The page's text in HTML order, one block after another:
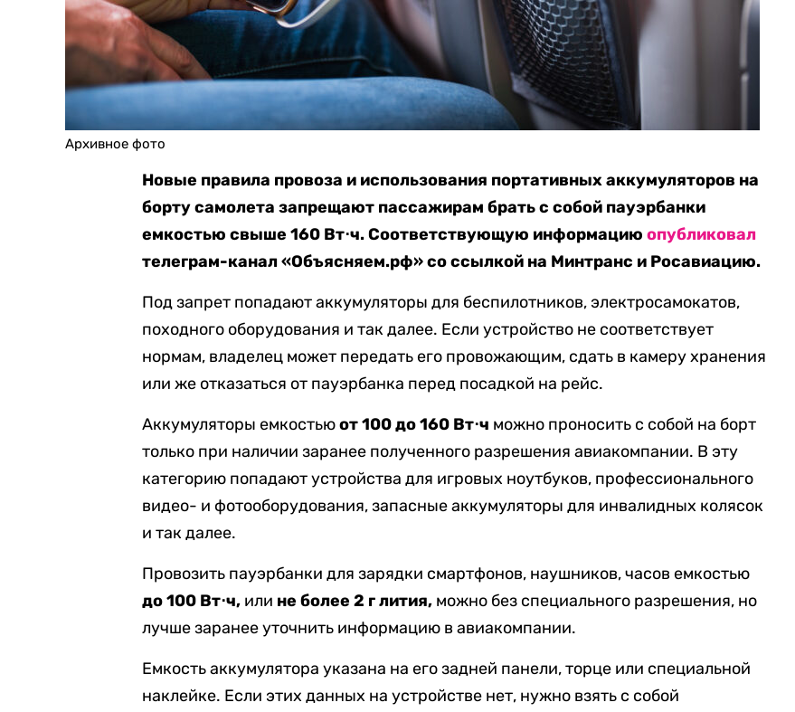
Архивное фото
Новые правила провоза и использования портативных аккумуляторов на
борту самолета запрещают пассажирам брать с собой пауэрбанки
емкостью свыше 160 Вт⋅ч. Соответствующую информациюопубликовал
телеграм-канал «Объясняем.рф» со ссылкой на Минтранс и Росавиацию.
Под запрет попадают аккумуляторы для беспилотников, электросамокатов,
походного оборудования и так далее. Если устройство не соответствует
нормам, владелец может передать его провожающим, сдать в камеру хранения
или же отказаться от пауэрбанка перед посадкой на рейс.
Аккумуляторы емкостьюот 100 до 160 Вт⋅ч можно проносить с собой на борт
только при наличии заранее полученного разрешения авиакомпании. В эту
категорию попадают устройства для игровых ноутбуков, профессионального
видео- и фотооборудования, запасные аккумуляторы для инвалидных колясок
и так далее.
Провозить пауэрбанки для зарядки смартфонов, наушников, часов емкостью
до 100 Вт⋅ч, или не более 2 г лития, можно без специального разрешения, но
лучше заранее уточнить информацию в авиакомпании.
Емкость аккумулятора указана на его задней панели, торце или специальной
наклейке. Если этих данных на устройстве нет, нужно взять с собой